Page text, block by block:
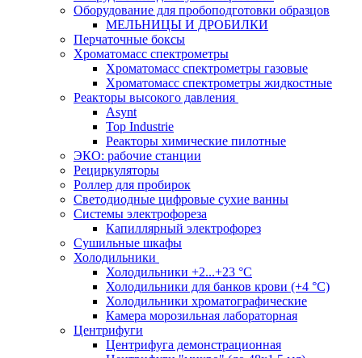
Оборудование для пробоподготовки образцов
МЕЛЬНИЦЫ И ДРОБИЛКИ
Перчаточные боксы
Хроматомасс спектрометры
Хроматомасс спектрометры газовые
Хроматомасс спектрометры жидкостные
Реакторы высокого давления
Asynt
Top Industrie
Реакторы химические пилотные
ЭКО: рабочие станции
Рециркуляторы
Роллер для пробирок
Светодиодные цифровые сухие ванны
Системы электрофореза
Капиллярный электрофорез
Сушильные шкафы
Холодильники
Холодильники +2...+23 °С
Холодильники для банков крови (+4 °С)
Холодильники хроматографические
Камера морозильная лабораторная
Центрифуги
Центрифуга демонстрационная